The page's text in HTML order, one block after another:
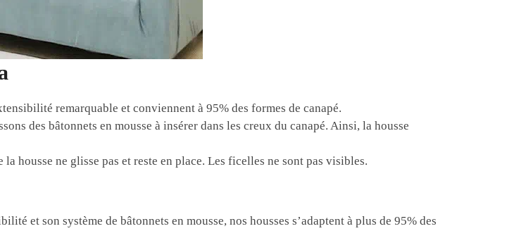
remarquable et conviennent à 95% des formes de canapé.
des bâtonnets en mousse à insérer dans les creux du canapé. Ainsi, la housse
housse ne glisse pas et reste en place. Les ficelles ne sont pas visibles.
et son système de bâtonnets en mousse, nos housses s’adaptent à plus de 95% des